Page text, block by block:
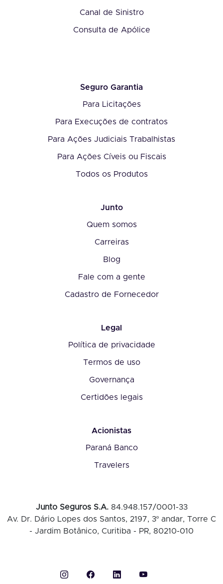
Canal de Sinistro
Consulta de Apólice
Seguro Garantia
Para Licitações
Para Execuções de contratos
Para Ações Judiciais Trabalhistas
Para Ações Cíveis ou Fiscais
Todos os Produtos
Junto
Quem somos
Carreiras
Blog
Fale com a gente
Cadastro de Fornecedor
Legal
Política de privacidade
Termos de uso
Governança
Certidões legais
Acionistas
Paraná Banco
Travelers
Junto Seguros S.A. 84.948.157/0001-33
Av. Dr. Dário Lopes dos Santos, 2197, 3º andar, Torre C
- Jardim Botânico, Curitiba - PR, 80210-010